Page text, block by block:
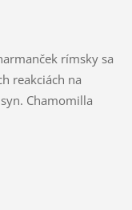
rímsky sa
reakciách na
Chamomilla